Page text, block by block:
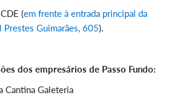
(em frente à entrada principal da
Prestes Guimarães, 605).
dos empresários de Passo Fundo:
Cantina Galeteria